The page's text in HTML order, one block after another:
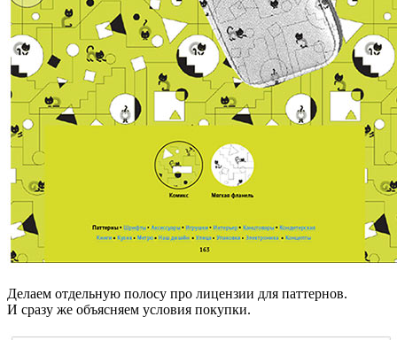
Делаем отдельную полосу про лицензии для паттернов.
И сразу же объясняем условия покупки.